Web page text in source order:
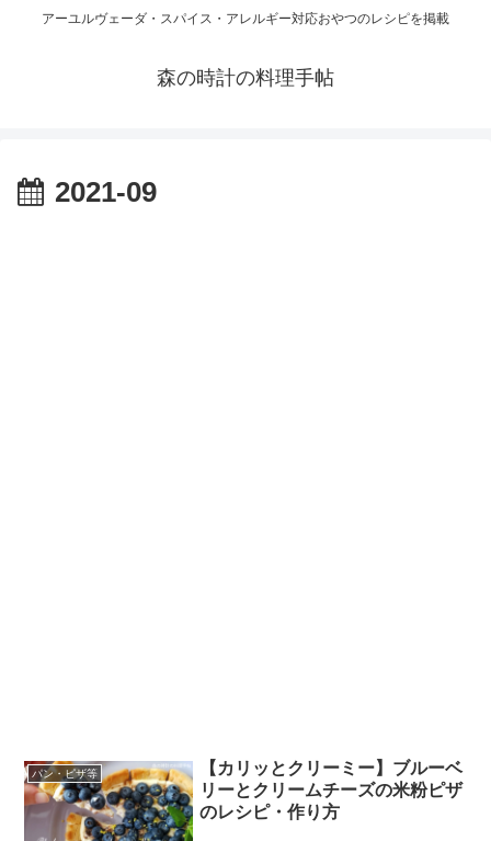
アーユルヴェーダ・スパイス・アレルギー対応おやつのレシピを掲載
森の時計の料理手帖
2021-09
パン・ピザ等
【カリッとクリーミー】ブルーベ
リーとクリームチーズの米粉ピザ
のレシピ・作り方